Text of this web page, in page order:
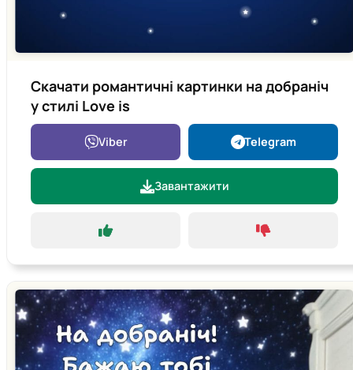
Скачати романтичні картинки на добраніч
у стилі Love is
Viber Telegram
Завантажити